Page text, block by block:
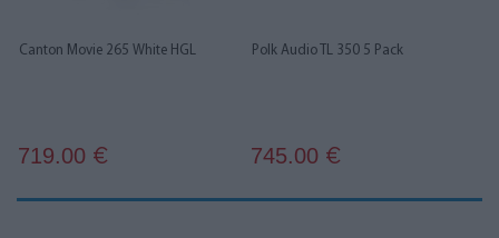
Canton Movie 265 White HGL
719.00 €
Polk Audio TL 350 5 Pack
745.00 €